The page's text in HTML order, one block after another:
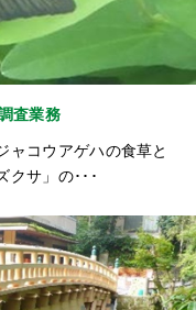
査業務
コウアゲハの食草と
クサ」の･･･